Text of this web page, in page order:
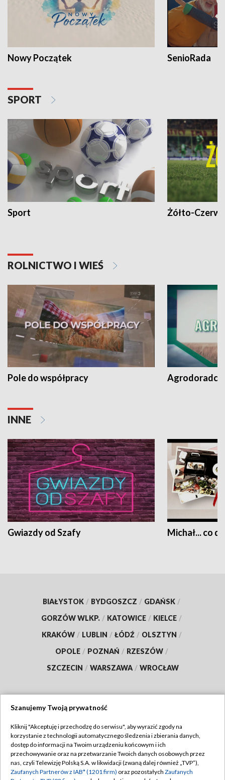
Nowy Początek SenioRada
SPORT
Sport Żółto-
ROLNICTWO I WIEŚ
Pole do współpracy Agrodoradcy
INNE
Gwiazdy od Szafy Michał... co
BIAŁYSTOK / BYDGOSZCZ / GDAŃSK /
GORZÓW WLKP. / KATOWICE / KIELCE /
KRAKÓW / LUBLIN / ŁÓDŹ / OLSZTYN /
OPOLE / POZNAŃ / RZESZÓW /
SZCZECIN / WARSZAWA / WROCŁAW
TVP
Abonament TVP
Emisja w TVP
Regulamin TVP
Polityka prywatności
Szanujemy Twoją prywatność
Kliknij "Akceptuję i przechodzę do serwisu", aby wyrazić zgody na
korzystanie z technologii automatycznego śledzenia i zbierania danych,
dostęp do informacji na Twoim urządzeniu końcowym i ich
przechowywanie oraz na przetwarzanie Twoich danych osobowych przez
nas, czyli Telewizję Polską S.A. w likwidacji (zwaną dalej również „TVP”),
Zaufanych Partnerów z IAB* (1201 firm) oraz pozostałych Zaufanych